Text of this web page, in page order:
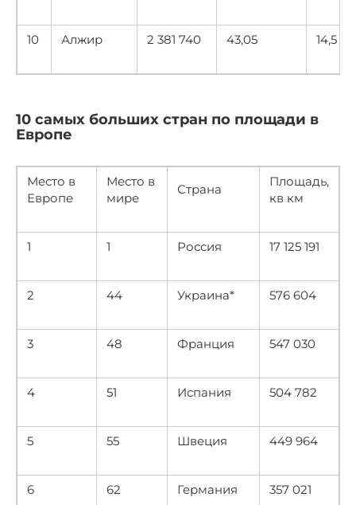
10 Алжир 2 381 740 43,05 14,5
10 самых больших стран по площади в
Европе
Место в
Европе
Место в
мире
Страна
Площадь,
кв км
1 1 Россия 17 125 191
2 44 Украина* 576 604
3 48 Франция 547 030
4 51 Испания 504 782
5 55 Швеция 449 964
6 62 Германия 357 021